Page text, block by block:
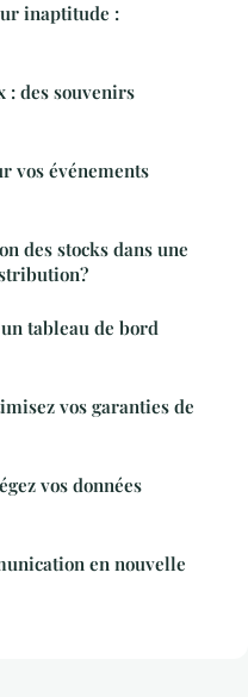
inaptitude :
: des souvenirs
vos événements
des stocks dans une
tableau de bord
vos garanties de
vos données
en nouvelle